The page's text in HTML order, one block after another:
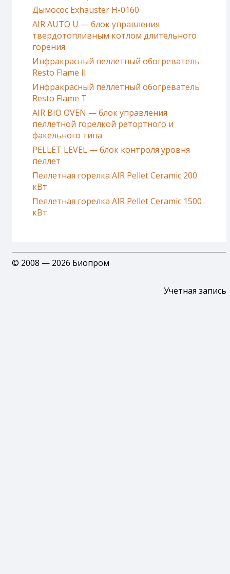
Дымосос Exhauster H-0160
AIR AUTO U — блок управления
твердотопливным котлом длительного
горения
Инфракрасный пеллетный обогреватель
Resto Flame II
Инфракрасный пеллетный обогреватель
Resto Flame T
AIR BIO OVEN — блок управления
пеллетной горелкой ретортного и
факельного типа
PELLET LEVEL — блок контроля уровня
пеллет
Пеллетная горелка AIR Pellet Ceramic 200
кВт
Пеллетная горелка AIR Pellet Ceramic 1500
кВт
© 2008 — 2026 Биопром
Учетная запись